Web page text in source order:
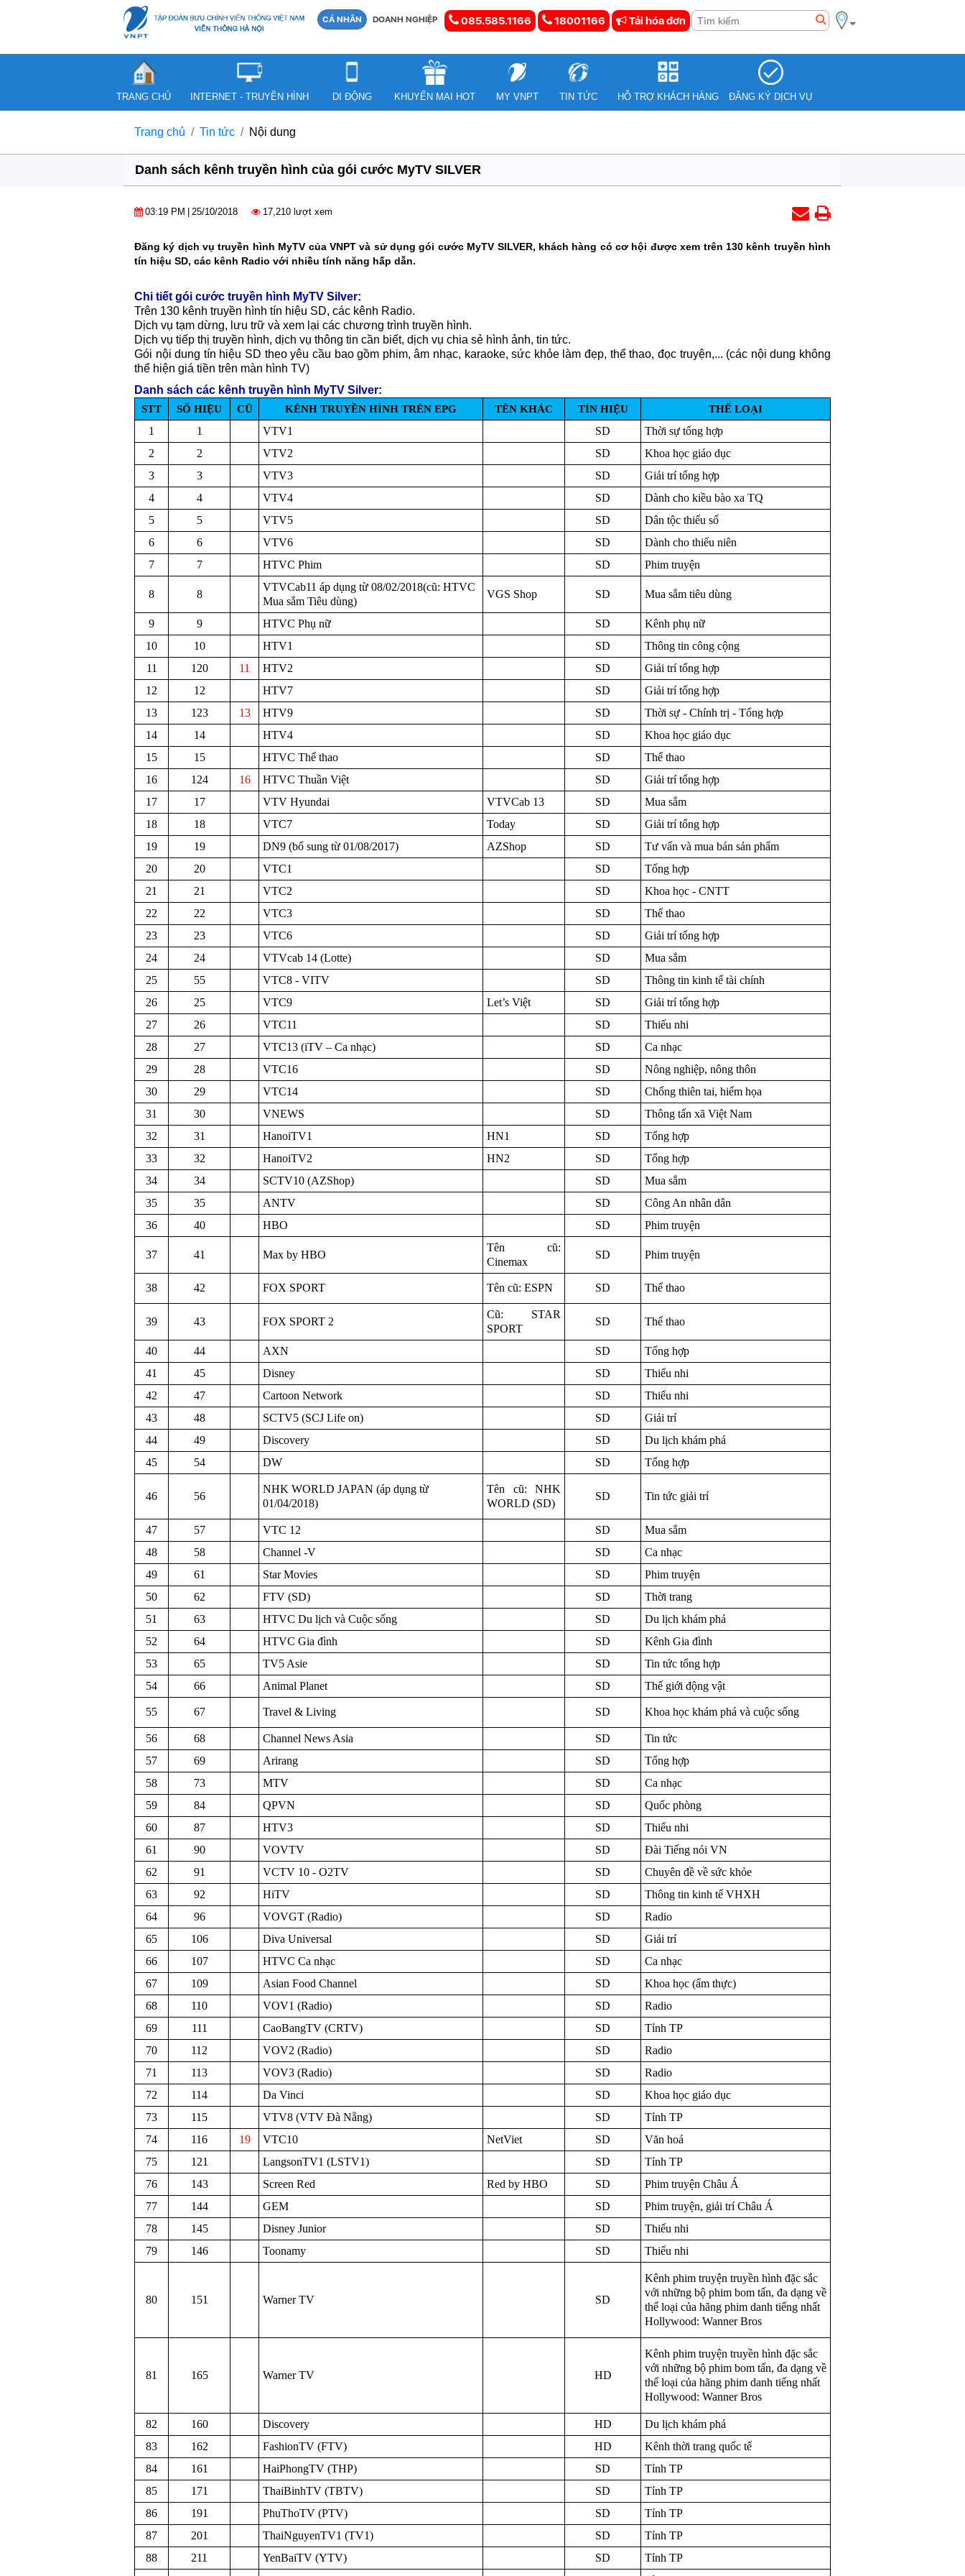
CÁ NHÂN DOANH NGHIỆP 085.585.1166 18001166 Tải hóa đơn
TRANG CHỦ INTERNET - TRUYỀN HÌNH DI ĐỘNG KHUYẾN MẠI HOT MY VNPT TIN TỨC HỖ TRỢ KHÁCH HÀNG ĐĂNG KÝ DỊCH VỤ
Trang chủ Tin tức Nội dung
Danh sách kênh truyền hình của gói cước MyTV SILVER
03:19 PM 25/10/2018 17,210 lượt xem
Đăng ký dịch vụ truyền hình MyTV của VNPT và sử dụng gói cước MyTV SILVER, khách hàng có cơ hội được xem trên 130 kênh truyền hình
tín hiệu SD, các kênh Radio với nhiều tính năng hấp dẫn.
Chi tiết gói cước truyền hình MyTV Silver:
Trên 130 kênh truyền hình tín hiệu SD, các kênh Radio.
Dịch vụ tạm dừng, lưu trữ và xem lại các chương trình truyền hình.
Dịch vụ tiếp thị truyền hình, dịch vụ thông tin cần biết, dịch vụ chia sẻ hình ảnh, tin tức.
Gói nội dung tín hiệu SD theo yêu cầu bao gồm phim, âm nhạc, karaoke, sức khỏe làm đẹp, thể thao, đọc truyện,... (các nội dung không
thể hiện giá tiền trên màn hình TV)
Danh sách các kênh truyền hình MyTV Silver:
STT SỐ HIỆU CŨ KÊNH TRUYỀN HÌNH TRÊN EPG TÊN KHÁC TÍN HIỆU THỂ LOẠI
1 1 VTV1 SD
Thời sự tổng hợp
2
2 VTV2 SD
Khoa học giáo dục
3
3 VTV3 SD
Giải trí tổng hợp
4
4 VTV4 SD
Dành cho kiều bào xa TQ
5
5 VTV5 SD
Dân tộc thiểu số
6
6 VTV6 SD
Dành cho thiếu niên
7
7 HTVC Phim SD Phim truyện
8 8
VTVCab11 áp dụng từ 08/02/2018(cũ: HTVC
Mua sắm Tiêu dùng)
VGS Shop SD Mua sắm tiêu dùng
9 9 HTVC Phụ nữ SD
Kênh phụ nữ
10
10 HTV1 SD
Thông tin công cộng
11
120 11 HTV2 SD
Giải trí tổng hợp
12
12 HTV7 SD
Giải trí tổng hợp
13
123 13 HTV9 SD
Thời sự - Chính trị - Tổng hợp
14
14 HTV4 SD
Khoa học giáo dục
15
15 HTVC Thể thao SD
Thể thao
16
124 16 HTVC Thuần Việt SD
Giải trí tổng hợp
17
17 VTV Hyundai VTVCab 13 SD
Mua sắm
18
18 VTC7 Today SD
Giải trí tổng hợp
19
19 DN9 (bổ sung từ 01/08/2017) AZShop SD
Tư vấn và mua bán sản phẩm
20
20 VTC1 SD
Tổng hợp
21
21 VTC2 SD
Khoa học - CNTT
22
22 VTC3 SD
Thể thao
23
23 VTC6 SD
Giải trí tổng hợp
24
24 VTVcab 14 (Lotte) SD
Mua sắm
25
55 VTC8 - VITV SD
Thông tin kinh tế tài chính
26
25 VTC9 Let’s Việt SD
Giải trí tổng hợp
27
26 VTC11 SD
Thiếu nhi
28
27 VTC13 (iTV – Ca nhạc) SD
Ca nhạc
29
28 VTC16 SD
Nông nghiệp, nông thôn
30
29 VTC14 SD
Chống thiên tai, hiểm họa
31
30 VNEWS SD
Thông tấn xã Việt Nam
32
31 HanoiTV1 HN1 SD
Tổng hợp
33
32 HanoiTV2 HN2 SD
Tổng hợp
34
34 SCTV10 (AZShop) SD
Mua sắm
35
35 ANTV SD
Công An nhân dân
36
40 HBO SD Phim truyện
37 41 Max by HBO
Tên cũ:
Cinemax
SD Phim truyện
38 42 FOX SPORT Tên cũ: ESPN SD Thể thao
39 43 FOX SPORT 2
Cũ: STAR
SPORT
SD Thể thao
40 44 AXN SD
Tổng hợp
41
45 Disney SD
Thiếu nhi
42
47 Cartoon Network SD
Thiếu nhi
43
48 SCTV5 (SCJ Life on) SD
Giải trí
44
49 Discovery SD
Du lịch khám phá
45
54 DW SD Tổng hợp
46 56
NHK WORLD JAPAN (áp dụng từ
01/04/2018)
Tên cũ: NHK
WORLD (SD)
SD Tin tức giải trí
47 57 VTC 12 SD
Mua sắm
48
58 Channel -V SD
Ca nhạc
49
61 Star Movies SD
Phim truyện
50
62 FTV (SD) SD
Thời trang
51
63 HTVC Du lịch và Cuộc sống SD
Du lịch khám phá
52
64 HTVC Gia đình SD
Kênh Gia đình
53
65 TV5 Asie SD
Tin tức tổng hợp
54
66 Animal Planet SD Thế giới động vật
55 67 Travel & Living SD Khoa học khám phá và cuộc sống
56 68 Channel News Asia SD
Tin tức
57
69 Arirang SD
Tổng hợp
58
73 MTV SD
Ca nhạc
59
84 QPVN SD
Quốc phòng
60
87 HTV3 SD
Thiếu nhi
61
90 VOVTV SD
Đài Tiếng nói VN
62
91 VCTV 10 - O2TV SD
Chuyên đề về sức khỏe
63
92 HiTV SD
Thông tin kinh tế VHXH
64
96 VOVGT (Radio) SD
Radio
65
106 Diva Universal SD
Giải trí
66
107 HTVC Ca nhạc SD
Ca nhạc
67
109 Asian Food Channel SD
Khoa học (ẩm thực)
68
110 VOV1 (Radio) SD
Radio
69
111 CaoBangTV (CRTV) SD
Tỉnh TP
70
112 VOV2 (Radio) SD
Radio
71
113 VOV3 (Radio) SD
Radio
72
114 Da Vinci SD
Khoa học giáo dục
73
115 VTV8 (VTV Đà Nẵng) SD
Tỉnh TP
74
116 19 VTC10 NetViet SD
Văn hoá
75
121 LangsonTV1 (LSTV1) SD
Tỉnh TP
76
143 Screen Red Red by HBO SD
Phim truyện Châu Á
77
144 GEM SD
Phim truyện, giải trí Châu Á
78
145 Disney Junior SD
Thiếu nhi
79
146 Toonamy SD Thiếu nhi
80 151 Warner TV SD
Kênh phim truyện truyền hình đặc sắc
với những bộ phim bom tấn, đa dạng về
thể loại của hãng phim danh tiếng nhất
Hollywood: Wanner Bros
81 165 Warner TV HD
Kênh phim truyện truyền hình đặc sắc
với những bộ phim bom tấn, đa dạng về
thể loại của hãng phim danh tiếng nhất
Hollywood: Wanner Bros
82 160 Discovery HD
Du lịch khám phá
83
162 FashionTV (FTV) HD
Kênh thời trang quốc tế
84
161 HaiPhongTV (THP) SD
Tỉnh TP
85
171 ThaiBinhTV (TBTV) SD
Tỉnh TP
86
191 PhuThoTV (PTV) SD
Tỉnh TP
87
201 ThaiNguyenTV1 (TV1) SD
Tỉnh TP
88
211 YenBaiTV (YTV) SD
Tỉnh TP